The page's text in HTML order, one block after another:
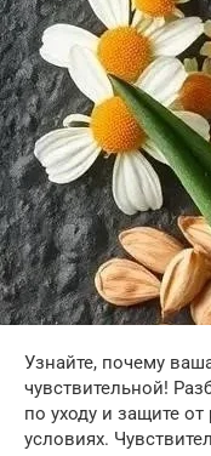
Узнайте, почему
чувствительной!
по уходу и защите
условиях.